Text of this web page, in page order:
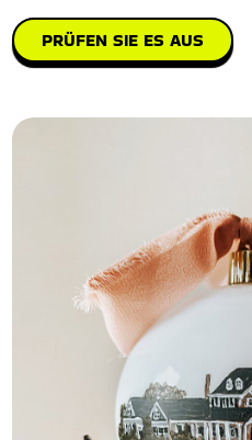
PRÜFEN SIE ES AUS